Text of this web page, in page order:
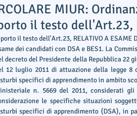
MIUR:
il testo dell'Art.23,
il testo dell'Art.23, RELATIVO A ESAME
dei candidati con DSA e BES1. La
decreto del Presidente della Repubblica 22
12 luglio 2011 di attuazione della legge 8
specifici di apprendimento in ambito
n. 5669 del 2011, considerati
le specifiche situazioni
specifici di apprendimento (DSA), in